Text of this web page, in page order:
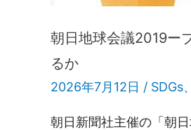
朝日地球会議2019ー
るか
2026年7月12日 / SDGs、
朝日新聞社主催の「朝